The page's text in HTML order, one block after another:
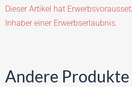
Dieser Artikel hat
Inhaber einer Erwerbserlaubnis.
Andere Produkte